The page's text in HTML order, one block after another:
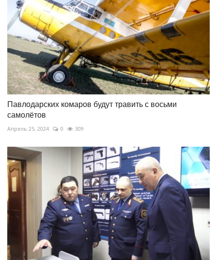
Павлодарских комаров будут травить с восьми
самолётов
Апрель 25, 2024 0 309